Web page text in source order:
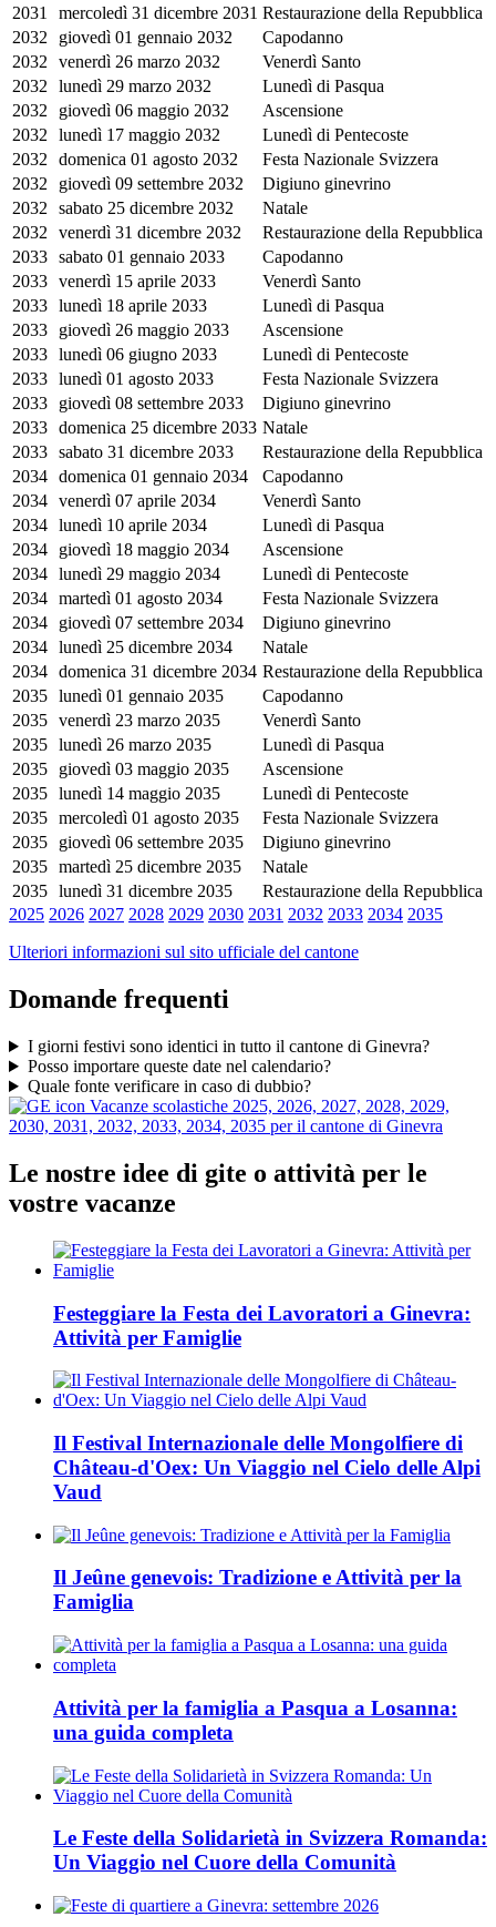
2031
mercoledì 31 dicembre 2031 Restaurazione della Repubblica
2032
giovedì 01 gennaio 2032
Capodanno
2032
venerdì 26 marzo 2032
Venerdì Santo
2032
lunedì 29 marzo 2032
Lunedì di Pasqua
2032
giovedì 06 maggio 2032
Ascensione
2032
lunedì 17 maggio 2032
Lunedì di Pentecoste
2032
domenica 01 agosto 2032
Festa Nazionale Svizzera
2032
giovedì 09 settembre 2032
Digiuno ginevrino
2032
sabato 25 dicembre 2032
Natale
2032
venerdì 31 dicembre 2032
Restaurazione della Repubblica
2033 sabato 01 gennaio 2033
Capodanno
2033 venerdì 15 aprile 2033
Venerdì Santo
2033 lunedì 18 aprile 2033
Lunedì di Pasqua
2033
giovedì 26 maggio 2033
Ascensione
2033 lunedì 06 giugno 2033
Lunedì di Pentecoste
2033 lunedì 01 agosto 2033
Festa Nazionale Svizzera
2033
giovedì 08 settembre 2033
Digiuno ginevrino
2033 domenica 25 dicembre 2033 Natale
2033 sabato 31 dicembre 2033
Restaurazione della Repubblica
2034 domenica 01 gennaio 2034
Capodanno
2034 venerdì 07 aprile 2034
Venerdì Santo
2034 lunedì 10 aprile 2034
Lunedì di Pasqua
2034
giovedì 18 maggio 2034
Ascensione
2034 lunedì 29 maggio 2034
Lunedì di Pentecoste
2034 martedì 01 agosto 2034
Festa Nazionale Svizzera
2034
giovedì 07 settembre 2034
Digiuno ginevrino
2034 lunedì 25 dicembre 2034
Natale
2034 domenica 31 dicembre 2034 Restaurazione della Repubblica
2035 lunedì 01 gennaio 2035
Capodanno
2035 venerdì 23 marzo 2035
Venerdì Santo
2035 lunedì 26 marzo 2035
Lunedì di Pasqua
2035
giovedì 03 maggio 2035
Ascensione
2035 lunedì 14 maggio 2035
Lunedì di Pentecoste
2035 mercoledì 01 agosto 2035
Festa Nazionale Svizzera
2035
giovedì 06 settembre 2035
Digiuno ginevrino
2035 martedì 25 dicembre 2035
Natale
2035 lunedì 31 dicembre 2035
Restaurazione della Repubblica
2025 2026 2027 2028 2029 2030 2031 2032 2033 2034 2035
Ulteriori informazioni sul sito ufficiale del cantone
Domande frequenti
I giorni festivi sono identici in tutto il cantone di Ginevra?
Posso importare queste date nel calendario?
Quale fonte verificare in caso di dubbio?
Vacanze scolastiche 2025, 2026, 2027, 2028, 2029,
2030, 2031, 2032, 2033, 2034, 2035 per il cantone di Ginevra
Le nostre idee di gite o attività per le
vostre vacanze
Festeggiare la Festa dei Lavoratori a Ginevra:
Attività per Famiglie
Il Festival Internazionale delle Mongolfiere di
Château-d'Oex: Un Viaggio nel Cielo delle Alpi
Vaud
Il Jeûne genevois: Tradizione e Attività per la
Famiglia
Attività per la famiglia a Pasqua a Losanna:
una guida completa
Le Feste della Solidarietà in Svizzera Romanda:
Un Viaggio nel Cuore della Comunità